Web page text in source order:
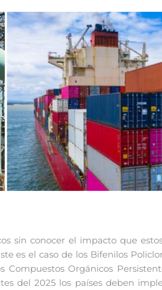
sin conocer el impacto que
es el caso de los Bifenilos
Orgánicos
del 2025 los países deben